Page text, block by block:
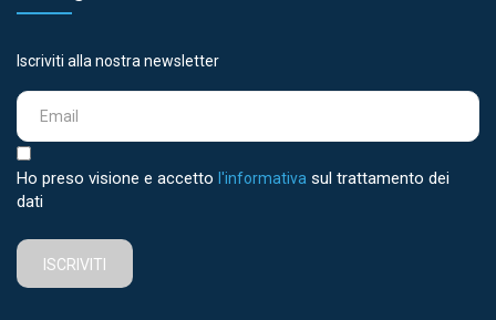
Iscriviti alla nostra newsletter
Ho preso visione e accetto l'informativa sul trattamento dei
dati
ISCRIVITI